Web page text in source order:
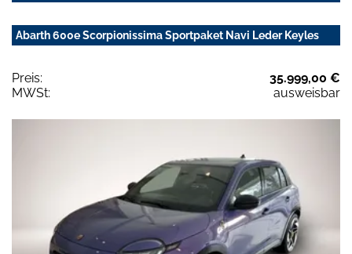
Abarth 600e Scorpionissima Sportpaket Navi Leder Keyles
Preis:
35.999,00 €
MWSt:
ausweisbar